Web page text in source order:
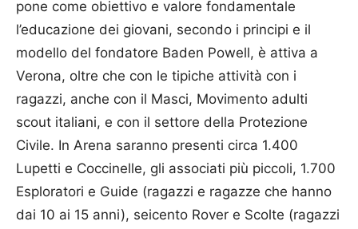
pone come obiettivo e valore fondamentale
l’educazione dei giovani, secondo i principi e il
modello del fondatore Baden Powell, è attiva a
Verona, oltre che con le tipiche attività con i
ragazzi, anche con il Masci, Movimento adulti
scout italiani, e con il settore della Protezione
Civile. In Arena saranno presenti circa 1.400
Lupetti e Coccinelle, gli associati più piccoli, 1.700
Esploratori e Guide (ragazzi e ragazze che hanno
dai 10 ai 15 anni), seicento Rover e Scolte (ragazzi